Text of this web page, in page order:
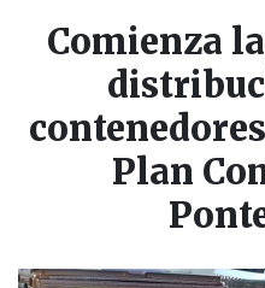
Comienza
Plan